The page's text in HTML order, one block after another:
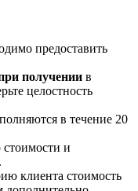
предоставить
получении в
целостность
в течение 20
стоимости и
клиента стоимость